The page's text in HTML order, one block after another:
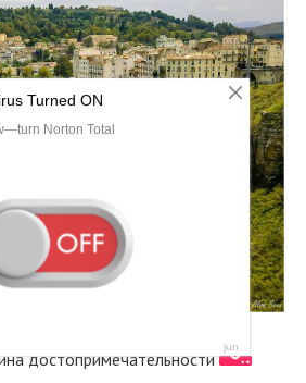
достопримечательности